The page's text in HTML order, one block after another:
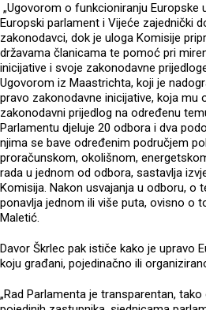
„Ugovorom o funkcioniranju
Europski parlament i Vijeće zajednički
zakonodavci, dok je uloga Komisije
državama članicama te pomoć pri
inicijative i svoje zakonodavne
Ugovorom iz Maastrichta, koji je
pravo zakonodavne inicijative, koja mu
zakonodavni prijedlog na određenu
Parlamentu djeluje 20 odbora i dva
njima se bave određenim područjem
proračunskom, okolišnom,
rada u jednom od odbora, sastavlja
Komisija. Nakon usvajanja u odboru, o
ponavlja jednom ili više puta, ovisno o
Maletić.
Davor Škrlec pak ističe kako je upravo
koju građani, pojedinačno ili
„Rad Parlamenta je transparentan,